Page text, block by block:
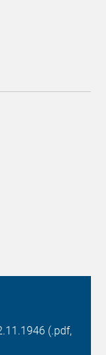
(.pdf,